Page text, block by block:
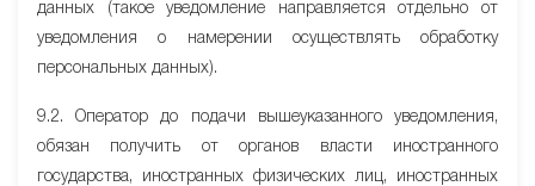
данных (такое уведомление направляется отдельно от
уведомления о намерении осуществлять обработку
персональных данных).
9.2. Оператор до подачи вышеуказанного уведомления,
обязан получить от органов власти иностранного
государства, иностранных физических лиц, иностранных